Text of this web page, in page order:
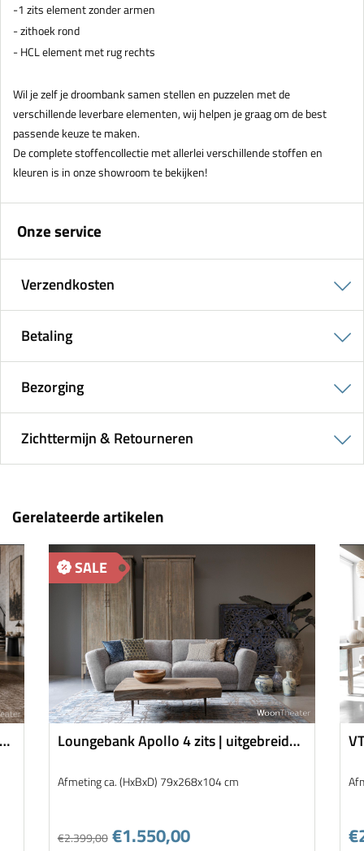
-1 zits element zonder armen
- zithoek rond
- HCL element met rug rechts
Wil je zelf je droombank samen stellen en puzzelen met de
verschillende leverbare elementen, wij helpen je graag om de best
passende keuze te maken.
De complete stoffencollectie met allerlei verschillende stoffen en
kleuren is in onze showroom te bekijken!
Onze service
Verzendkosten
Betaling
Bezorging
Zichttermijn & Retourneren
Gerelateerde artikelen
|
SALE
Loungebank Apollo 4 zits | uitgebreide
Afmeting ca. (HxBxD) 79x268x104 cm
€2.399,00 €1.550,00